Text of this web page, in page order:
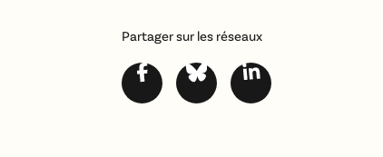
Partager sur les réseaux